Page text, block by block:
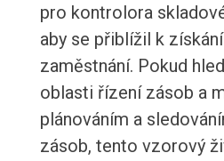
pro kontrolora
aby se přiblížil k
zaměstnání. Pokud
oblasti řízení zásob a
plánováním a
zásob, tento vzorový